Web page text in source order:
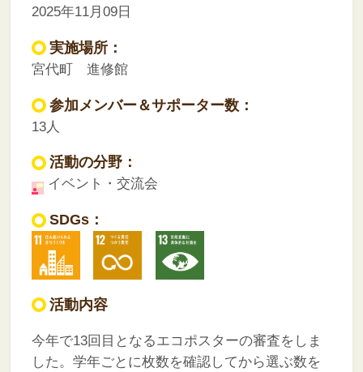
2025年11月09日
実施場所：
宮代町 進修館
参加メンバー＆サポーター数：
13人
活動の分野：
イベント・交流会
SDGs：
活動内容
今年で13回目となるエコポスターの審査をしま
した。学年ごとに枚数を確認してから選ぶ数を